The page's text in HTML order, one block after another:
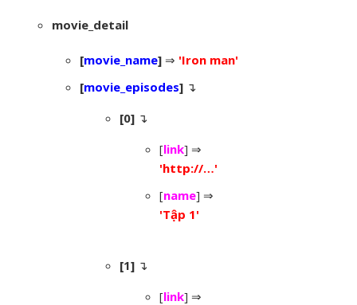
movie_detail
[movie_name] ⇒ 'Iron man'
[movie_episodes] ↴
[0] ↴
[link] ⇒
'http://…'
[name] ⇒
'Tập 1'
[1] ↴
[link] ⇒